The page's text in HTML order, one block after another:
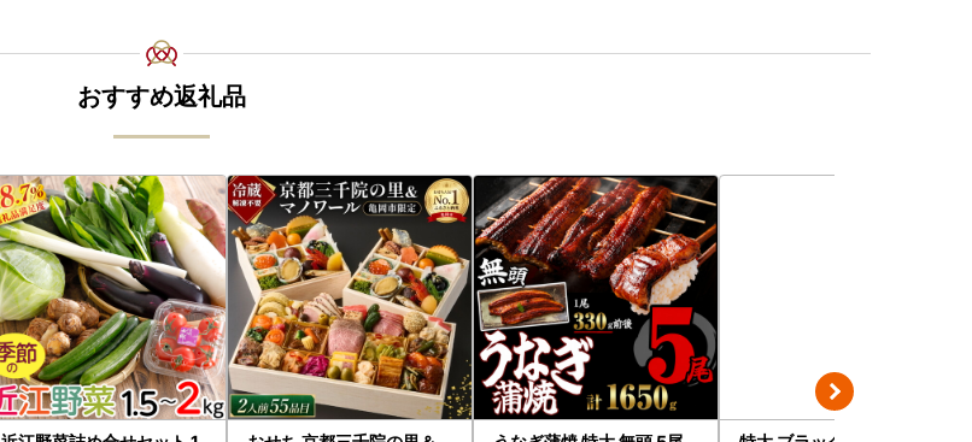
おすすめ返礼品